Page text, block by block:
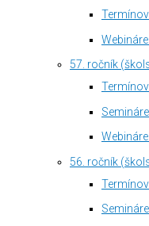
57. ročník
56. ročník